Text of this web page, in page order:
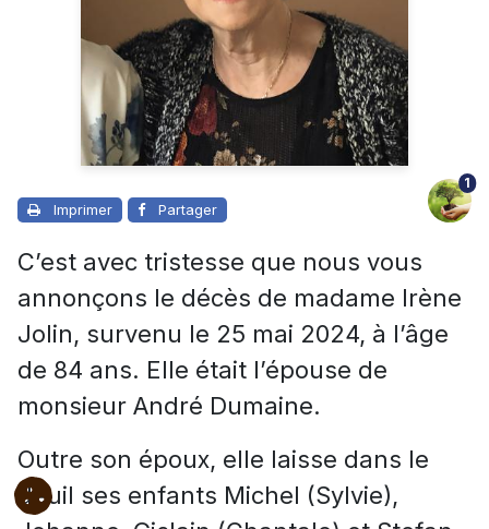
Imprimer Partager
1
C’est avec tristesse que nous vous
annonçons le décès de madame Irène
Jolin, survenu le 25 mai 2024, à l’âge
de 84 ans. Elle était l’épouse de
monsieur André Dumaine.
Outre son époux, elle laisse dans le
deuil ses enfants Michel (Sylvie),